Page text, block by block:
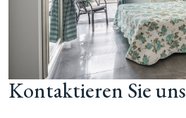
Kontaktieren Sie uns